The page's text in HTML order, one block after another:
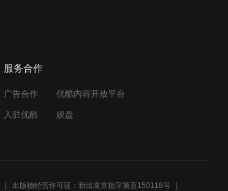
服务合作
广告合作 优酷内容开放平台
入驻优酷 娱盘
出版物经营许可证：新出发京批字第直150118号